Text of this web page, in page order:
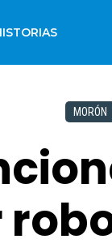
MORÓN